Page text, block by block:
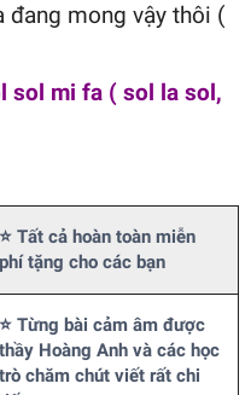
mong vậy thôi (
sol mi fa ( sol la sol,
⭐ Tất cả hoàn toàn miễn
phí tặng cho các bạn
⭐ Từng bài cảm âm được
thầy Hoàng Anh và các học
trò chăm chút viết rất chi